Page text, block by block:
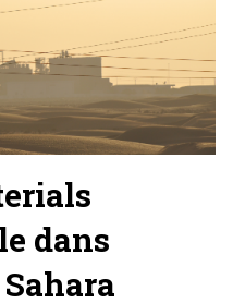
dans